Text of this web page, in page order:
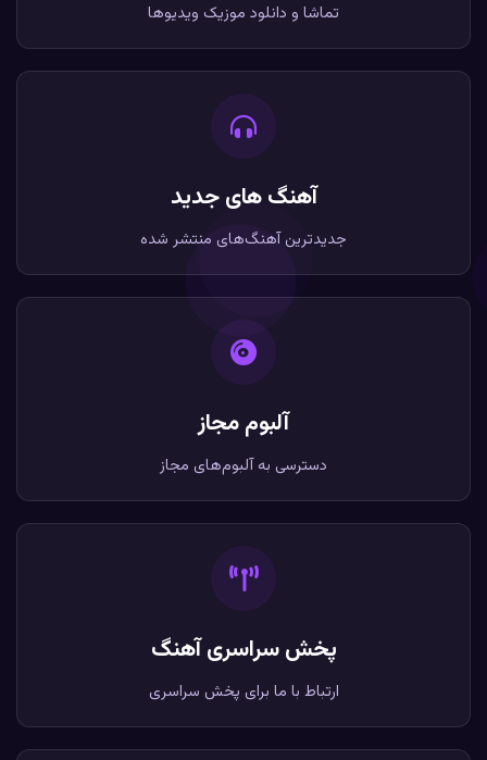
تماشا و دانلود موزیک ویدیوها
آهنگ های جدید
جدیدترین آهنگ‌های منتشر شده
آلبوم مجاز
دسترسی به آلبوم‌های مجاز
پخش سراسری آهنگ
ارتباط با ما برای پخش سراسری